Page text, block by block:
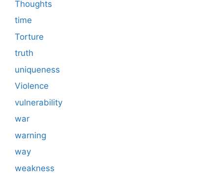
Thoughts
time
Torture
truth
uniqueness
Violence
vulnerability
war
warning
way
weakness